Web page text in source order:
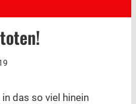
das so viel hinein